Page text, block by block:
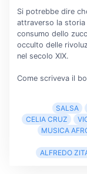
Si potrebbe dire
attraverso la
consumo dello
occulto delle
nel secolo XIX.
Come scriveva il
SALSA
CELIA CRUZ
MUSICA
ALFREDO